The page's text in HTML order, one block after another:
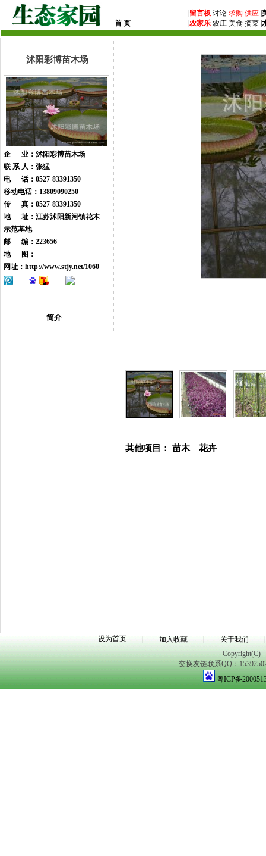
首 页
留言板 讨论 求购 供应
农家乐 农庄 美食 摘菜 |
沭阳彩博苗木场
企 业：沭阳彩博苗木场
联 系 人：张猛
电 话：0527-83391350
移动电话：13809090250
传 真：0527-83391350
地 址：江苏沭阳新河镇花木
示范基地
邮 编：223656
地 图：
网址： http://www.stjy.net/1060
简介
其他项目： 苗木 花卉
设为首页 加入收藏 关于我们
Copyright(C)
交换友链联系QQ：
粤ICP备